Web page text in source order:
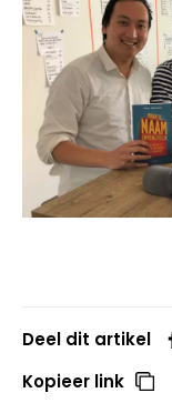
Deel dit artikel
Kopieer link